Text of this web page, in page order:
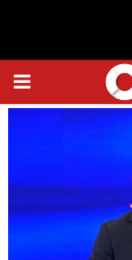
PRIMARY
MENU